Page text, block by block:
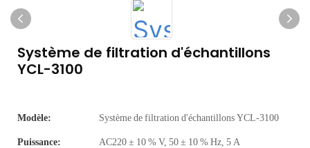
Système de filtration d'échantillons
YCL-3100
Modèle: Système de filtration d'échantillons YCL-3100
Puissance: AC220 ± 10 % V, 50 ± 10 % Hz, 5 A